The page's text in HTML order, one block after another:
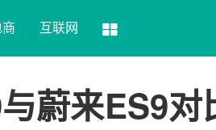
互联网
蔚来ES9对